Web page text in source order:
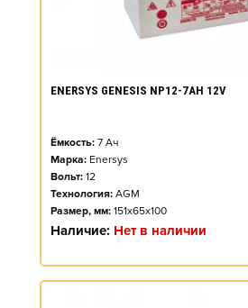
ENERSYS GENESIS NP12-7AH 12V
Ёмкость: 7 Ач
Марка: Enersys
Вольт: 12
Технология: AGM
Размер, мм: 151x65x100
Наличие: Нет в наличии